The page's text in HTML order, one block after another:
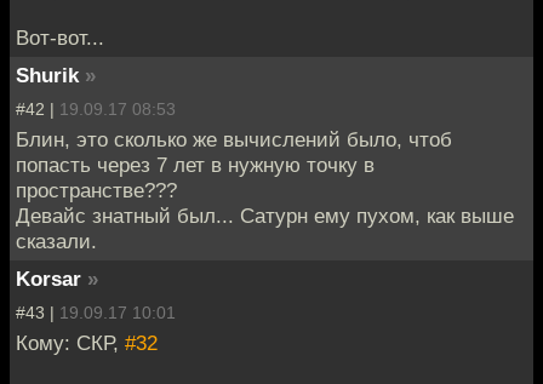
Вот-вот...
Shurik »
#42 | 19.09.17 08:53
Блин, это сколько же вычислений было, чтоб
попасть через 7 лет в нужную точку в
пространстве???
Девайс знатный был... Сатурн ему пухом, как выше
сказали.
Korsar »
#43 | 19.09.17 10:01
Кому: СКР, #32